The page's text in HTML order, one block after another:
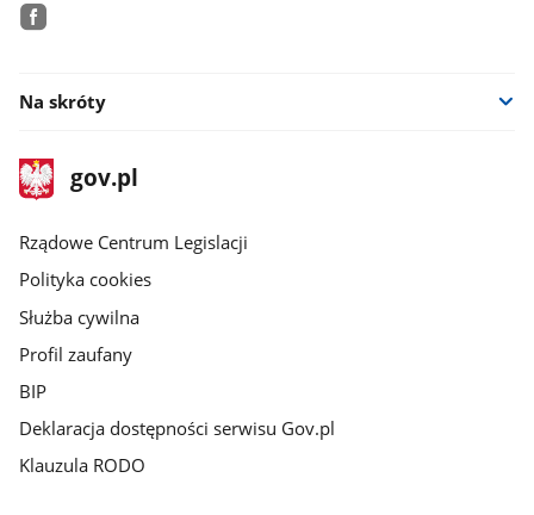
Na skróty
stopka
gov.plStrona
gov.pl
Rządowe Centrum Legislacji
Polityka cookies
Służba cywilna
Profil zaufany
BIP
Deklaracja dostępności serwisu Gov.pl
Klauzula RODO